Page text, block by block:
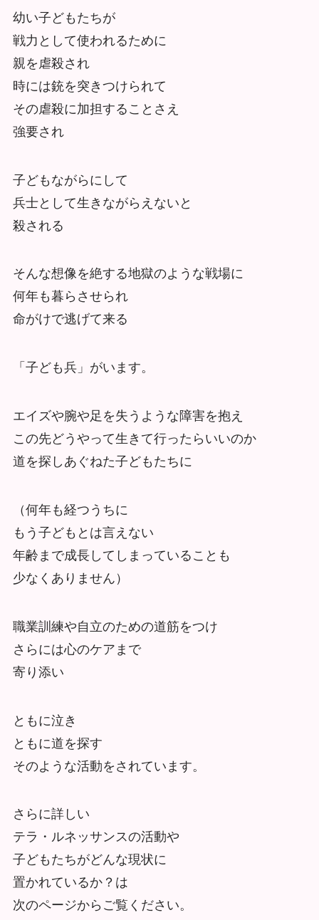
幼い子どもたちが
戦力として使われるために
親を虐殺され
時には銃を突きつけられて
その虐殺に加担することさえ
強要され
子どもながらにして
兵士として生きながらえないと
殺される
そんな想像を絶する地獄のような戦場に
何年も暮らさせられ
命がけで逃げて来る
「子ども兵」がいます。
エイズや腕や足を失うような障害を抱え
この先どうやって生きて行ったらいいのか
道を探しあぐねた子どもたちに
（何年も経つうちに
もう子どもとは言えない
年齢まで成長してしまっていることも
少なくありません）
職業訓練や自立のための道筋をつけ
さらには心のケアまで
寄り添い
ともに泣き
ともに道を探す
そのような活動をされています。
さらに詳しい
テラ・ルネッサンスの活動や
子どもたちがどんな現状に
置かれているか？は
次のページからご覧ください。